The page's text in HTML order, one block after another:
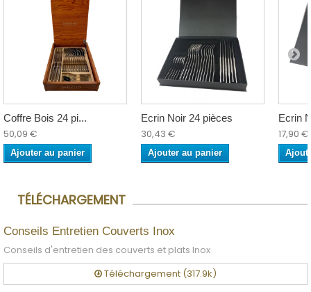
Coffre Bois 24 pi...
50,09 €
Ajouter au panier
Ecrin Noir 24 pièces
30,43 €
Ajouter au panier
Ecrin
17,90 €
TÉLÉCHARGEMENT
Conseils Entretien Couverts Inox
Conseils d'entretien des couverts et plats Inox
Téléchargement (317.9k)